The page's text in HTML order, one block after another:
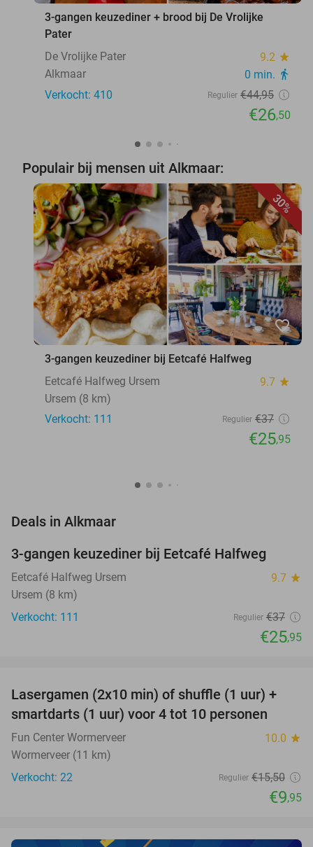
3-gangen keuzediner + brood bij De Vrolijke
Pater
De Vrolijke Pater
9.2 star
Alkmaar 0 min. directions_walk
Verkocht: 410 Regulier €44,95
€26,50
Populair bij mensen uit Alkmaar:
30%
favorite_border
3-gangen keuzediner bij Eetcafé Halfweg
Eetcafé Halfweg Ursem
9.7 star
Ursem (8 km)
Verkocht: 111
Regulier €37
€25,95
Deals in Alkmaar
3-gangen keuzediner bij Eetcafé Halfweg
Eetcafé Halfweg Ursem 9.7 star
Ursem (8 km)
Verkocht: 111
Regulier €37
€25,95
36%
NEW
TODAY
Lasergamen (2x10 min) of shuffle (1 uur) +
smartdarts (1 uur) voor 4 tot 10 personen
Fun Center Wormerveer 10.0 star
Wormerveer (11 km)
Verkocht: 22
Regulier €15,50
€9,95